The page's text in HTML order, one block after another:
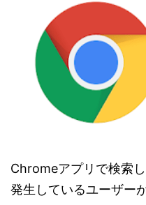
Chromeアプリで検索
発生しているユーザー